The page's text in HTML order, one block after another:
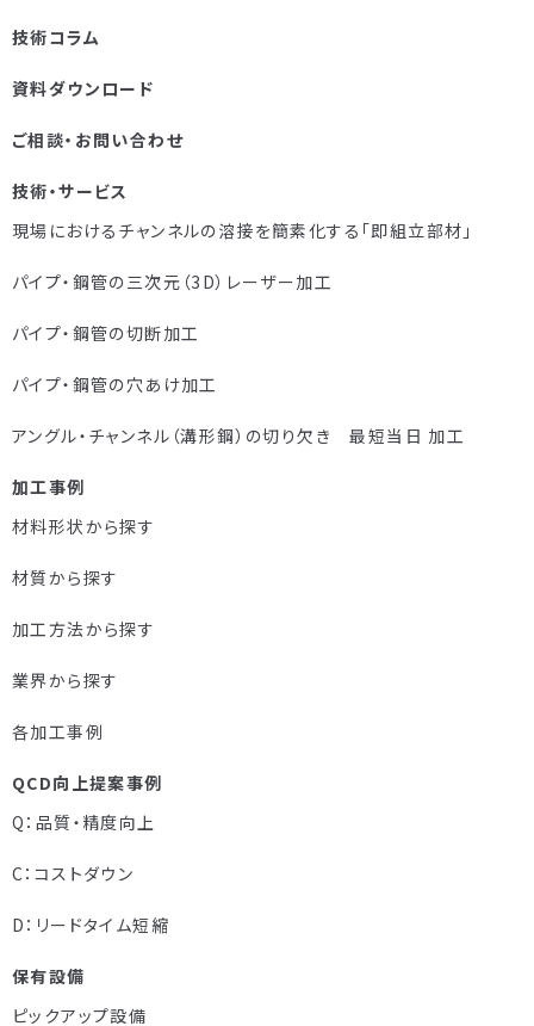
技術コラム
資料ダウンロード
ご相談・お問い合わせ
技術・サービス
現場におけるチャンネルの溶接を簡素化する「即組立部材」
パイプ・鋼管の三次元（3D）レーザー加工
パイプ・鋼管の切断加工
パイプ・鋼管の穴あけ加工
アングル・チャンネル（溝形鋼）の切り欠き 最短当日 加工
加工事例
材料形状から探す
材質から探す
加工方法から探す
業界から探す
各加工事例
QCD向上提案事例
Q：品質・精度向上
C：コストダウン
D：リードタイム短縮
保有設備
ピックアップ設備